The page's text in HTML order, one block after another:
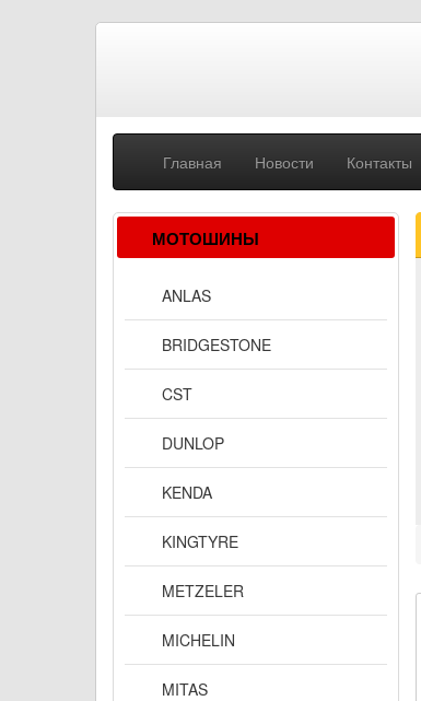
Главная Новости Контакты
МОТОШИНЫ
ANLAS
BRIDGESTONE
CST
DUNLOP
KENDA
KINGTYRE
METZELER
MICHELIN
MITAS